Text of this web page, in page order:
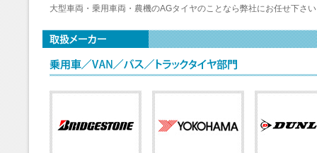
大型車両・乗用車両・農機のAGタイヤのことなら弊社にお任せ下さ